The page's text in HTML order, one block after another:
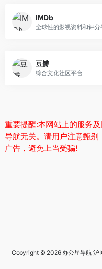
IMDb
全球性的影视资料和评分
豆瓣
综合文化社区平台
重要提醒:本网站上的服务
导航无关。请用户注意甄别
广告，避免上当受骗!
Copyright © 2026 办公星导航 沪